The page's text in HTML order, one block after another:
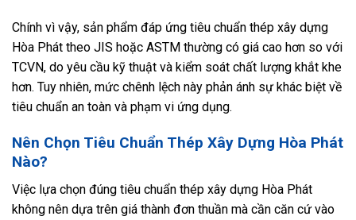
Chính vì vậy, sản phẩm đáp ứng tiêu chuẩn thép xây dựng
Hòa Phát theo JIS hoặc ASTM thường có giá cao hơn so với
TCVN, do yêu cầu kỹ thuật và kiểm soát chất lượng khắt khe
hơn. Tuy nhiên, mức chênh lệch này phản ánh sự khác biệt về
tiêu chuẩn an toàn và phạm vi ứng dụng.
Nên Chọn Tiêu Chuẩn Thép Xây Dựng Hòa Phát
Nào?
Việc lựa chọn đúng tiêu chuẩn thép xây dựng Hòa Phát
không nên dựa trên giá thành đơn thuần mà cần căn cứ vào